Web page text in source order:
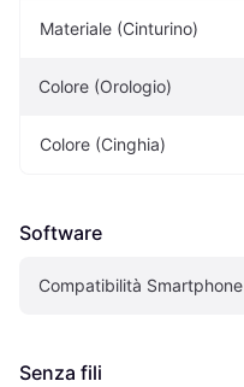
Materiale (Cinturino)
Colore (Orologio)
Colore (Cinghia)
Software
Compatibilità Smartphone
Senza fili